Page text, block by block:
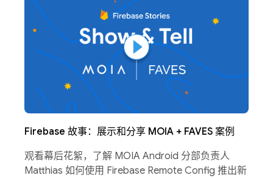
Firebase 故事：展示和分享 MOIA + FAVES 案例
观看幕后花絮，了解 MOIA Android 分部负责人
Matthias 如何使用 Firebase Remote Config 推出新